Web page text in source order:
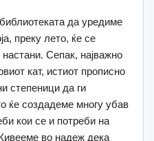
да уредиме
преку лето, ќе се
Сепак, најважно
кат, истиот прописно
степеници да ги
ќе создадеме многу убав
кои се и потреби на
во надеж дека